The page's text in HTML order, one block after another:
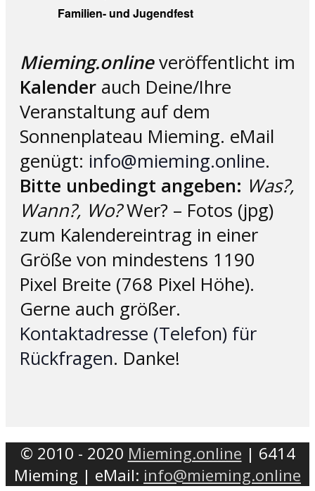
Familien- und Jugendfest
Mieming.onlineveröffentlicht im
Kalenderauch Deine/Ihre
Veranstaltung auf dem
Sonnenplateau Mieming. eMail
genügt: info@mieming.online.
Bitte unbedingt angeben: Was?,
Wann?, Wo?Wer? – Fotos (jpg)
zum Kalendereintrag in einer
Größe von mindestens 1190
Pixel Breite (768 Pixel Höhe).
Gerne auch größer.
Kontaktadresse (Telefon) für
Rückfragen. Danke!
© 2010 - 2020 Mieming.online | 6414
Mieming | eMail: info@mieming.online